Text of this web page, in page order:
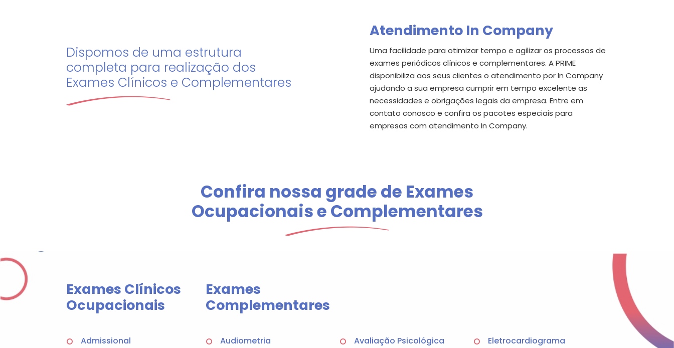
Dispomos de uma estrutura
completa para realização dos
Exames Clínicos e Complementares
Atendimento In Company
Uma facilidade para otimizar tempo e agilizar os processos de
exames periódicos clínicos e complementares. A PRIME
disponibiliza aos seus clientes o atendimento por In Company
ajudando a sua empresa cumprir em tempo excelente as
necessidades e obrigações legais da empresa. Entre em
contato conosco e confira os pacotes especiais para
empresas com atendimento In Company.
Confira nossa grade de Exames
Ocupacionais e Complementares
Exames Clínicos
Ocupacionais
Admissional
Exames
Complementares
Audiometria Avaliação Psicológica
Eletrocardiograma